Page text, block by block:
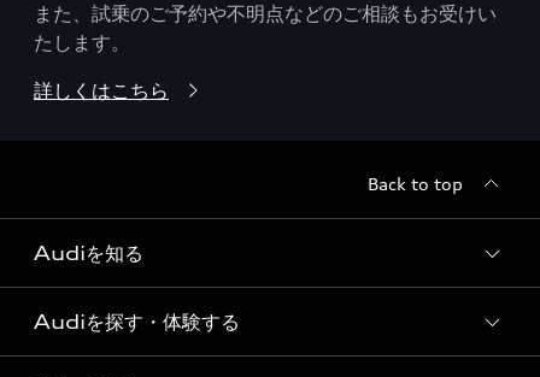
また、試乗のご予約や不明点などのご相談もお受けい
たします。
詳しくはこちら
Back to top
Audiを知る
Audi ブランド
Audiを探す・体験する